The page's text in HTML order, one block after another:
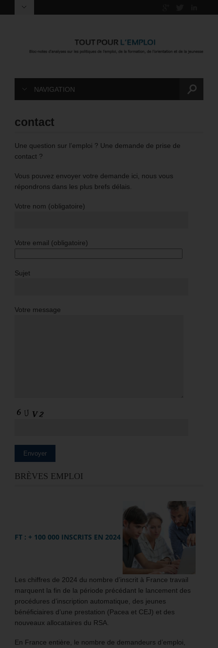
NAVIGATION
contact
Une question sur l’emploi ? Une demande de prise de
contact ?
Vous pouvez envoyer votre demande ici, nous vous
répondrons dans les plus brefs délais.
Votre nom (obligatoire)
Votre email (obligatoire)
Sujet
Votre message
BRÈVES EMPLOI
FT : + 100 000 INSCRITS EN 2024
Les chiffres de 2024 du nombre d’inscrit à France travail
marquent la fin de la période précédant le lancement des
procédures d’inscription automatique, des jeunes
bénéficiaires d’une prestation (Pacea et CEJ) et des
nouveaux allocataires du RSA.
En France entière, le nombre de demandeurs d’emploi,